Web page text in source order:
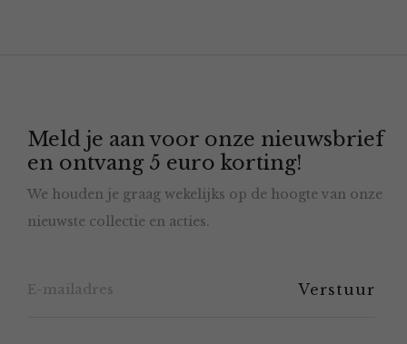
kan
gekozen
worden
op
productpagina
Meld je aan voor onze nieuwsbrief
en ontvang 5 euro korting!
We houden je graag wekelijks op de hoogte van onze
nieuwste collectie en acties.